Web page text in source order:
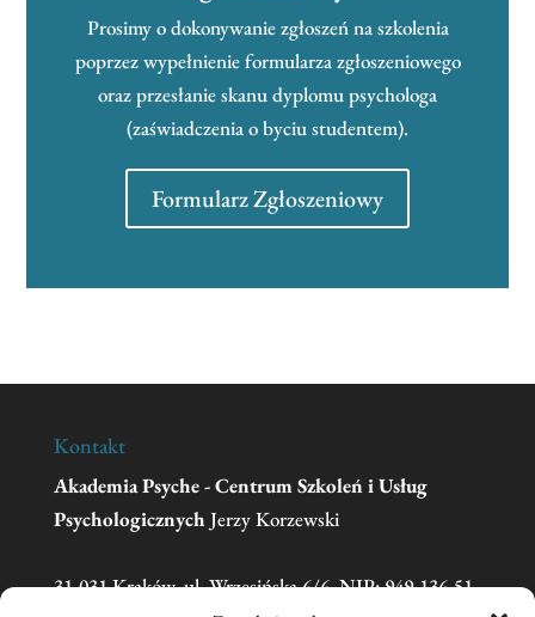
Prosimy o dokonywanie zgłoszeń na szkolenia
poprzez wypełnienie formularza zgłoszeniowego
oraz przesłanie skanu dyplomu psychologa
(zaświadczenia o byciu studentem).
Formularz Zgłoszeniowy
Kontakt
Akademia Psyche - Centrum Szkoleń i Usług
Psychologicznych Jerzy Korzewski
31-031 Kraków, ul. Wrzesińska 6/6, NIP: 949-136-51-